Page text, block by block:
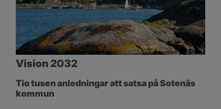
Vision 2032
Tio tusen anledningar att satsa på Sotenäs
kommun